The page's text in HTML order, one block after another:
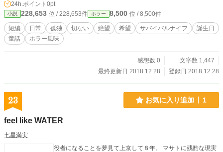
24h.ポイント 0pt
小説 228,653 位 / 228,653件 ホラー 8,500 位 / 8,500件
短編 日常 孤独 切ない 絶望 希望 サバイバルナイフ
誕生日
童話
ホラー風味
感想数 0
文字数 1,447
最終更新日 2018.12.28
登録日 2018.12.28
23 お気に入り追加 1
feel like WATER
七星満実
役者になることを夢見て上京して８年。 マサトに残酷な現実